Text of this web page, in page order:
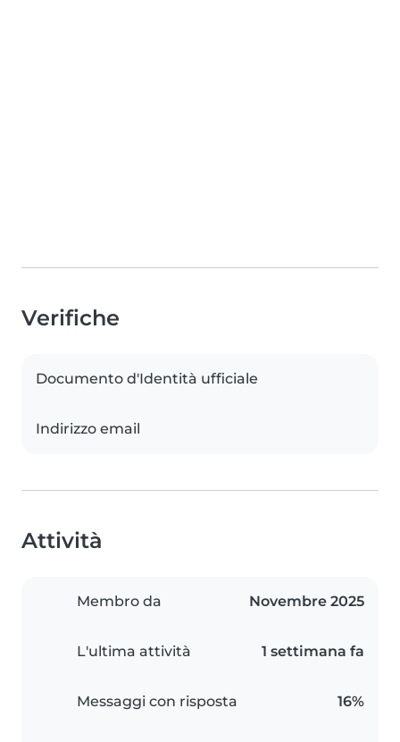
Verifiche
Documento d'Identità ufficiale
Indirizzo email
Attività
Membro da Novembre 2025
L'ultima attività 1 settimana fa
Messaggi con risposta 16%